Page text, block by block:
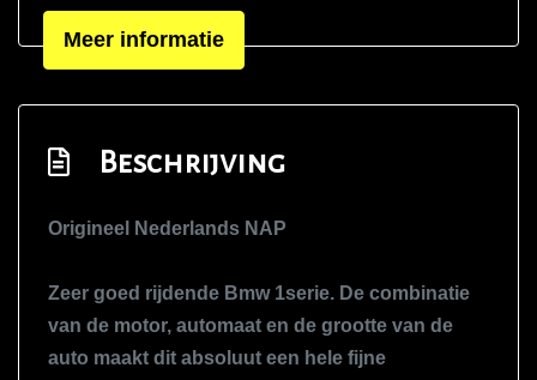
Anti blokkeer systeem
Elektronisch stabiliteits programma
Nationale autopas
Origineel nederlands geleverd
Meer informatie
Beschrijving
Origineel Nederlands NAP
Zeer goed rijdende Bmw 1serie. De combinatie
van de motor, automaat en de grootte van de
auto maakt dit absoluut een hele fijne